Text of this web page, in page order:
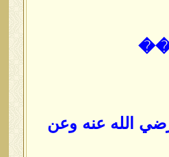
رضي الله عنه وعن